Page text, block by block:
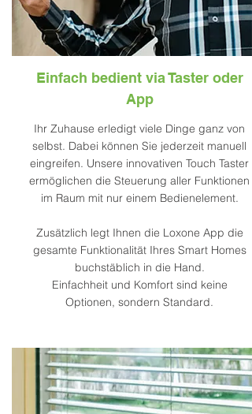
Einfach bedient via Taster oder
App
Ihr Zuhause erledigt viele Dinge ganz von
selbst. Dabei können Sie jederzeit manuell
eingreifen. Unsere innovativen Touch Taster
ermöglichen die Steuerung aller Funktionen
im Raum mit nur einem Bedienelement.
Zusätzlich legt Ihnen die Loxone App die
gesamte Funktionalität Ihres Smart Homes
buchstäblich in die Hand.
Einfachheit und Komfort sind keine
Optionen, sondern Standard.